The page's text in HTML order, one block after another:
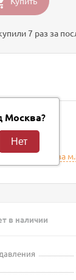
7 раз за
Москва?
400
Москва
в наличии